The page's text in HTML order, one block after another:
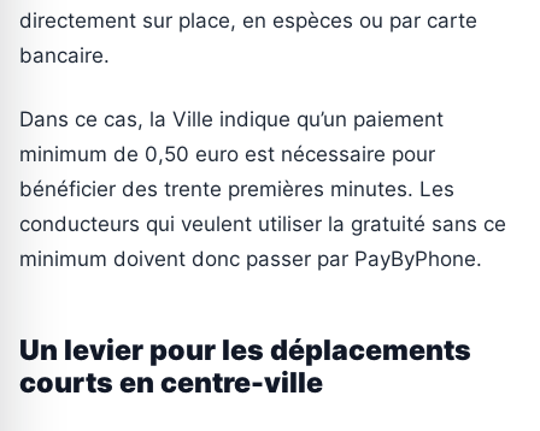
directement sur place, en espèces ou par carte
bancaire.
Dans ce cas, la Ville indique qu’un paiement
minimum de 0,50 euro est nécessaire pour
bénéficier des trente premières minutes. Les
conducteurs qui veulent utiliser la gratuité sans ce
minimum doivent donc passer par PayByPhone.
Un levier pour les déplacements
courts en centre-ville